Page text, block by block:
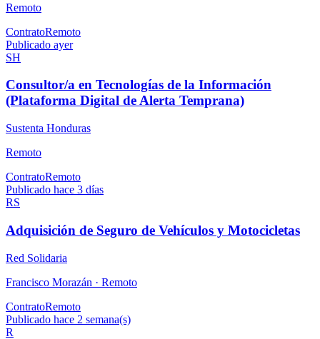
Remoto
ContratoRemoto
Publicado ayer
SH
Consultor/a en Tecnologías de la Información
(Plataforma Digital de Alerta Temprana)
Sustenta Honduras
Remoto
ContratoRemoto
Publicado hace 3 días
RS
Adquisición de Seguro de Vehículos y Motocicletas
Red Solidaria
Francisco Morazán · Remoto
ContratoRemoto
Publicado hace 2 semana(s)
R